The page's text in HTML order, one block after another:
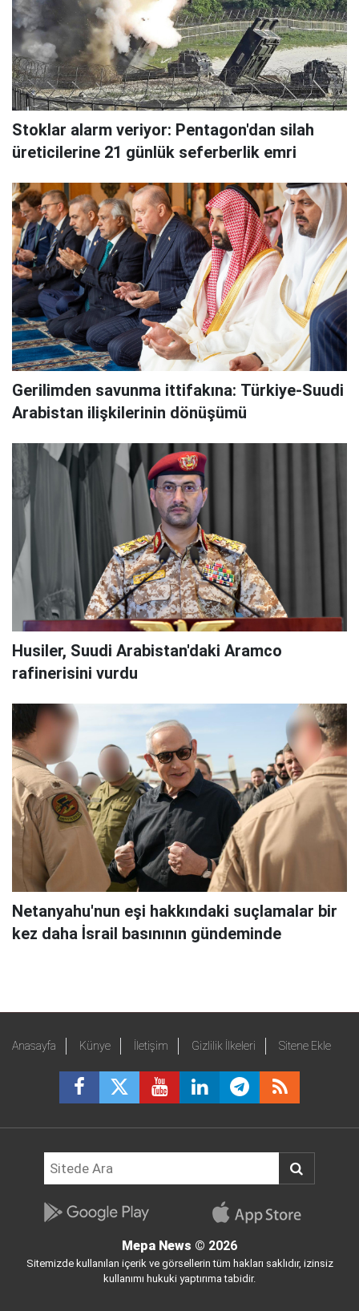
Stoklar alarm veriyor: Pentagon'dan silah
üreticilerine 21 günlük seferberlik emri
Gerilimden savunma ittifakına: Türkiye-Suudi
Arabistan ilişkilerinin dönüşümü
Husiler, Suudi Arabistan'daki Aramco
rafinerisini vurdu
Netanyahu'nun eşi hakkındaki suçlamalar bir
kez daha İsrail basınının gündeminde
Anasayfa Künye İletişim Gizlilik İlkeleri Sitene Ekle
Mepa News © 2026
Sitemizde kullanılan içerik ve görsellerin tüm hakları saklıdır, izinsiz
kullanımı hukuki yaptırıma tabidir.